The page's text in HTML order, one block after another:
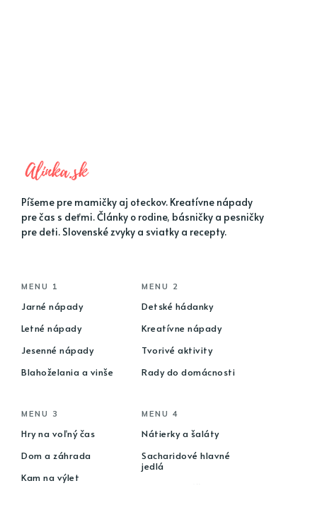
Píšeme pre mamičky aj oteckov. Kreatívne nápady
pre čas s deťmi. Články o rodine, básničky a pesničky
pre deti. Slovenské zvyky a sviatky a recepty.
MENU 1
Jarné nápady
Letné nápady
Jesenné nápady
Blahoželania a vinše
MENU 2
Detské hádanky
Kreatívne nápady
Tvorivé aktivity
Rady do domácnosti
MENU 3
Hry na voľný čas
Dom a záhrada
Kam na výlet
MENU 4
Nátierky a šaláty
Sacharidové hlavné
jedlá